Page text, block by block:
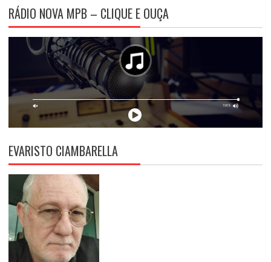
RÁDIO NOVA MPB – CLIQUE E OUÇA
EVARISTO CIAMBARELLA